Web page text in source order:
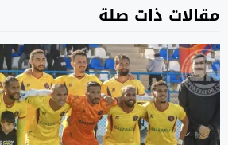
مقالات ذات صلة